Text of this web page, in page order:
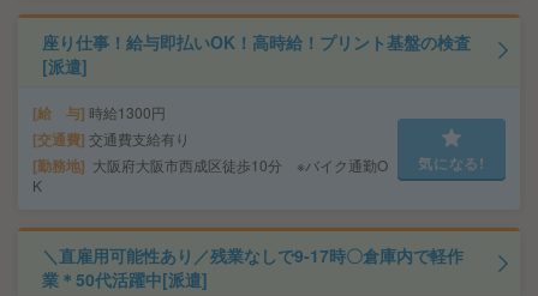
座り仕事！給与即払いOK！高時給！プリント基盤の検査
[派遣]
給 与 時給1300円
交通費 交通費支給有り
勤務地
大阪府大阪市西成区徒歩10分 ※バイク通勤O
K
気になる!
＼直雇用可能性あり／残業なしで9-17時〇倉庫内で軽作
業＊50代活躍中[派遣]